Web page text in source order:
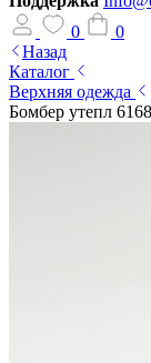
0
0
Назад
Каталог
Верхняя одежда
Бомбер утепл 6168